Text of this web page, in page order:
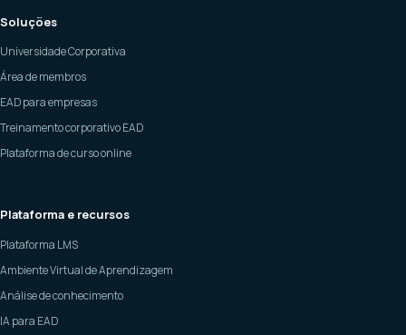
Soluções
Universidade Corporativa
Área de membros
EAD para empresas
Treinamento corporativo EAD
Plataforma de curso online
Plataforma e recursos
Plataforma LMS
Ambiente Virtual de Aprendizagem
Análise de conhecimento
IA para EAD